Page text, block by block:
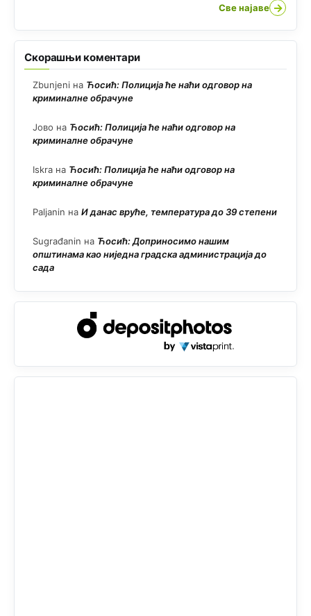
Све најаве →
Скорашњи коментари
Zbunjeni на Ћосић: Полиција ће наћи одговор на
криминалне обрачуне
Јово на Ћосић: Полиција ће наћи одговор на
криминалне обрачуне
Iskra на Ћосић: Полиција ће наћи одговор на
криминалне обрачуне
Paljanin на И данас вруће, температура до 39 степени
Sugrađanin на Ћосић: Доприносимо нашим
општинама као ниједна градска администрација до
сада